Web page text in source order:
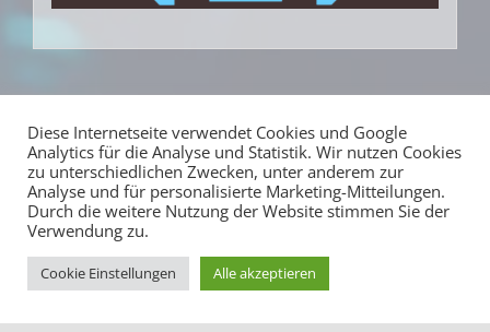
Diese Internetseite verwendet Cookies und Google
Analytics für die Analyse und Statistik. Wir nutzen Cookies
zu unterschiedlichen Zwecken, unter anderem zur
Analyse und für personalisierte Marketing-Mitteilungen.
Durch die weitere Nutzung der Website stimmen Sie der
Verwendung zu.
Cookie Einstellungen Alle akzeptieren